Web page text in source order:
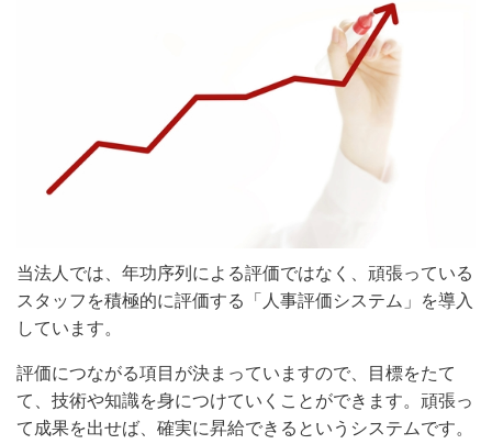
当法人では、年功序列による評価ではなく、頑張っている
スタッフを積極的に評価する「人事評価システム」を導入
しています。
評価につながる項目が決まっていますので、目標をたて
て、技術や知識を身につけていくことができます。頑張っ
て成果を出せば、確実に昇給できるというシステムです。